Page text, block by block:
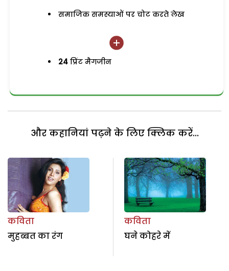
समाजिक समस्याओं पर चोट करते लेख
24 प्रिंट मैगजीन
और कहानियां पढ़ने के लिए क्लिक करें...
कविता
मुहब्बत का रंग
कविता
घने कोहरे में